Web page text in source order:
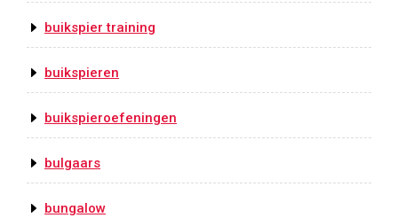
buikspier training
buikspieren
buikspieroefeningen
bulgaars
bungalow